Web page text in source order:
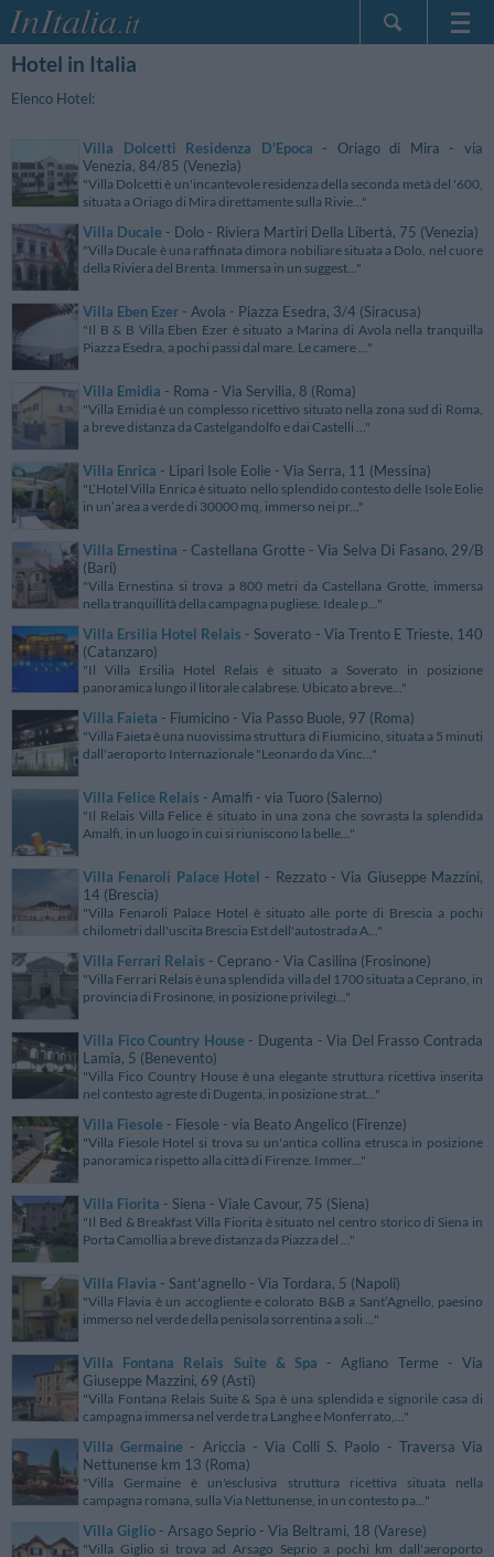
Hotel in Italia
Elenco Hotel:
Villa Dolcetti Residenza D'Epoca - Oriago di Mira - via
Venezia, 84/85 (Venezia)
"Villa Dolcetti è un'incantevole residenza della seconda metà del '600,
situata a Oriago di Mira direttamente sulla Rivie..."
Villa Ducale - Dolo - Riviera Martiri Della Libertà, 75 (Venezia)
"Villa Ducale è una raffinata dimora nobiliare situata a Dolo, nel cuore
della Riviera del Brenta. Immersa in un suggest..."
Villa Eben Ezer - Avola - Piazza Esedra, 3/4 (Siracusa)
"Il B & B Villa Eben Ezer è situato a Marina di Avola nella tranquilla
Piazza Esedra, a pochi passi dal mare. Le camere ..."
Villa Emidia - Roma - Via Servilia, 8 (Roma)
"Villa Emidia è un complesso ricettivo situato nella zona sud di Roma,
a breve distanza da Castelgandolfo e dai Castelli ..."
Villa Enrica - Lipari Isole Eolie - Via Serra, 11 (Messina)
"L’Hotel Villa Enrica è situato nello splendido contesto delle Isole Eolie
in un’area a verde di 30000 mq, immerso nei pr..."
Villa Ernestina - Castellana Grotte - Via Selva Di Fasano, 29/B
(Bari)
"Villa Ernestina si trova a 800 metri da Castellana Grotte, immersa
nella tranquillità della campagna pugliese. Ideale p..."
Villa Ersilia Hotel Relais - Soverato - Via Trento E Trieste, 140
(Catanzaro)
"Il Villa Ersilia Hotel Relais è situato a Soverato in posizione
panoramica lungo il litorale calabrese. Ubicato a breve..."
Villa Faieta - Fiumicino - Via Passo Buole, 97 (Roma)
"Villa Faieta è una nuovissima struttura di Fiumicino, situata a 5 minuti
dall'aeroporto Internazionale "Leonardo da Vinc..."
Villa Felice Relais - Amalfi - via Tuoro (Salerno)
"Il Relais Villa Felice è situato in una zona che sovrasta la splendida
Amalfi, in un luogo in cui si riuniscono la belle..."
Villa Fenaroli Palace Hotel - Rezzato - Via Giuseppe Mazzini,
14 (Brescia)
"Villa Fenaroli Palace Hotel è situato alle porte di Brescia a pochi
chilometri dall'uscita Brescia Est dell'autostrada A..."
Villa Ferrari Relais - Ceprano - Via Casilina (Frosinone)
"Villa Ferrari Relais è una splendida villa del 1700 situata a Ceprano, in
provincia di Frosinone, in posizione privilegi..."
Villa Fico Country House- Dugenta - Via Del Frasso Contrada
Lamia, 5 (Benevento)
"Villa Fico Country House è una elegante struttura ricettiva inserita
nel contesto agreste di Dugenta, in posizione strat..."
Villa Fiesole - Fiesole - via Beato Angelico (Firenze)
"Villa Fiesole Hotel si trova su un'antica collina etrusca in posizione
panoramica rispetto alla città di Firenze. Immer..."
Villa Fiorita - Siena - Viale Cavour, 75 (Siena)
"Il Bed & Breakfast Villa Fiorita è situato nel centro storico di Siena in
Porta Camollia a breve distanza da Piazza del ..."
Villa Flavia - Sant'agnello - Via Tordara, 5 (Napoli)
"Villa Flavia è un accogliente e colorato B&B a Sant’Agnello, paesino
immerso nel verde della penisola sorrentina a soli ..."
Villa Fontana Relais Suite & Spa - Agliano Terme - Via
Giuseppe Mazzini, 69 (Asti)
"Villa Fontana Relais Suite & Spa è una splendida e signorile casa di
campagna immersa nel verde tra Langhe e Monferrato,..."
Villa Germaine - Ariccia - Via Colli S. Paolo - Traversa Via
Nettunense km 13 (Roma)
"Villa Germaine è un'esclusiva struttura ricettiva situata nella
campagna romana, sulla Via Nettunense, in un contesto pa..."
Villa Giglio - Arsago Seprio - Via Beltrami, 18 (Varese)
"Villa Giglio si trova ad Arsago Seprio a pochi km dall'aeroporto